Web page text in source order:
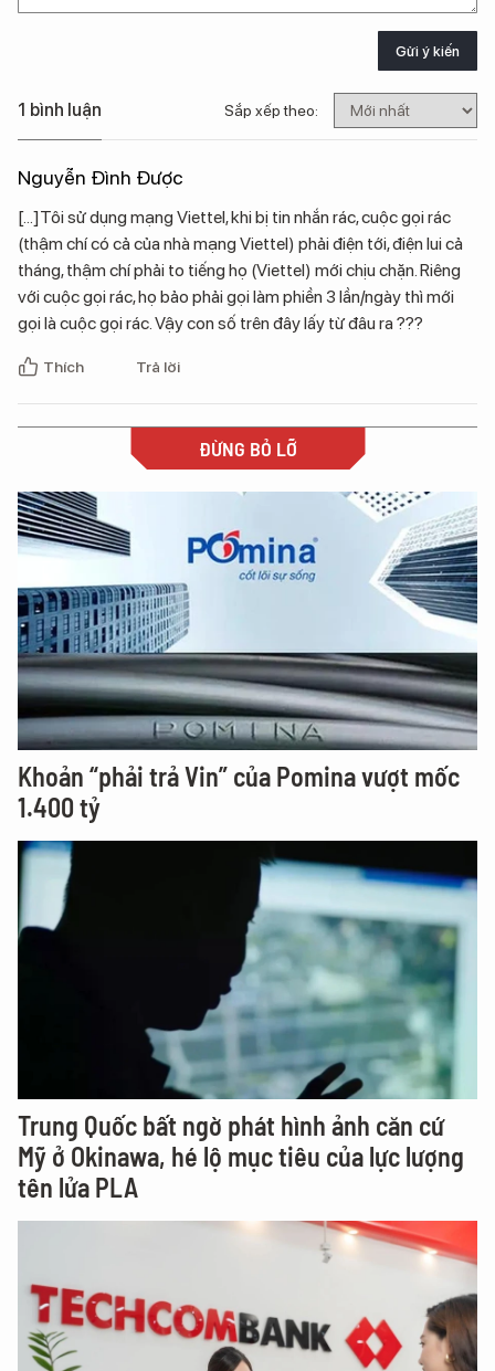
Gửi ý kiến
1 bình luận Sắp xếp theo:
Nguyễn Đình Được
[...]Tôi sử dụng mạng Viettel, khi bị tin nhắn rác, cuộc gọi rác
(thậm chí có cả của nhà mạng Viettel) phải điện tới, điện lui cả
tháng, thậm chí phải to tiếng họ (Viettel) mới chịu chặn. Riêng
với cuộc gọi rác, họ bảo phải gọi làm phiền 3 lần/ngày thì mới
gọi là cuộc gọi rác. Vậy con số trên đây lấy từ đâu ra ???
Thích Trả lời
ĐỪNG BỎ LỠ
Khoản “phải trả Vin” của Pomina vượt mốc
1.400 tỷ
Trung Quốc bất ngờ phát hình ảnh căn cứ
Mỹ ở Okinawa, hé lộ mục tiêu của lực lượng
tên lửa PLA